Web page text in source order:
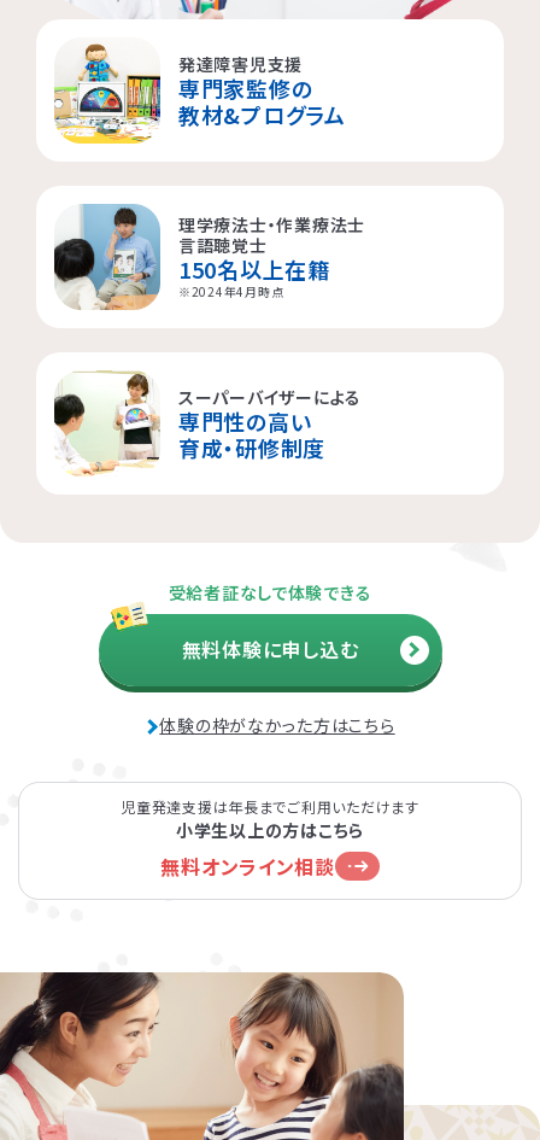
発達障害児支援
専門家監修の
教材&プログラム
理学療法士・作業療法士
言語聴覚士
150名以上在籍
※2024年4月時点
スーパーバイザーによる
専門性の高い
育成・研修制度
受給者証なしで体験できる
無料体験に申し込む
体験の枠がなかった方はこちら
児童発達支援は年長までご利用いただけます
小学生以上の方はこちら
無料オンライン相談
杉並区
大田区
荒川区
横浜市都筑区
横浜市旭区
横浜市青葉区
相模原市
大阪市都島区